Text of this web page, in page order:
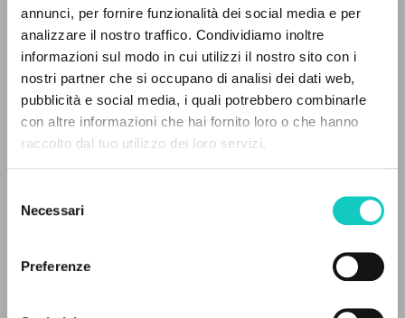
annunci, per fornire funzionalità dei social media e per
analizzare il nostro traffico. Condividiamo inoltre
informazioni sul modo in cui utilizzi il nostro sito con i
nostri partner che si occupano di analisi dei dati web,
pubblicità e social media, i quali potrebbero combinarle
con altre informazioni che hai fornito loro o che hanno
raccolto dal tuo utilizzo dei loro servizi.
delNecessari
Preferenze
Fontana Clara Traductor
Giussani CarmenTraductor
Giussani LuigiAutor
Litterae Communionis-Huellas
1997
0DOCUMENTOS ENCONTRADOS
RESULTADOS SUCESIVOS